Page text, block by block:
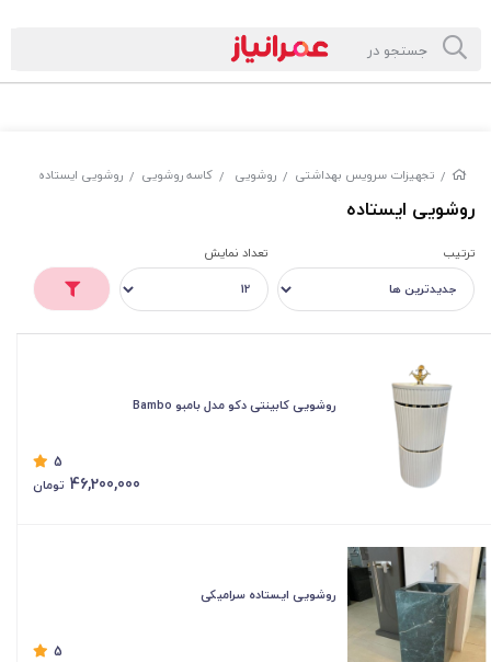
/ تجهیزات سرویس بهداشتی / روشویی / کاسه روشویی / روشویی ایستاده
روشویی ایستاده
ترتیب تعداد نمایش
روشویی کابینتی دکو مدل بامبو Bambo
5
46,200,000 تومان
روشویی ایستاده سرامیکی
5